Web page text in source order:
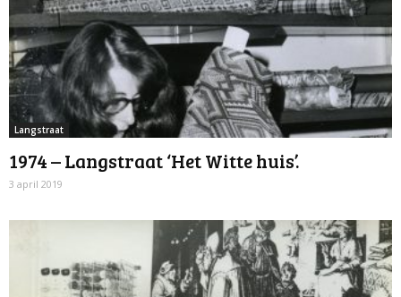
Langstraat
1974 – Langstraat ‘Het Witte huis’.
3 april 2019